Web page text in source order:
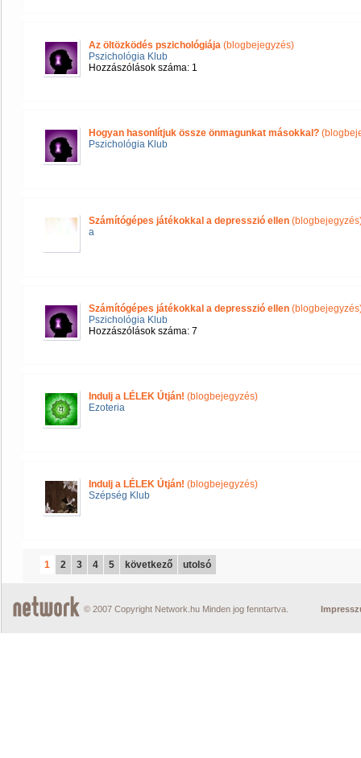
Az öltözködés pszichológiája (blogbejegyzés)
Pszichológia Klub
Hozzászólások száma: 1
Hogyan hasonlítjuk össze önmagunkat másokkal?
Pszichológia Klub
Számítógépes játékokkal a depresszió ellen
a
Számítógépes játékokkal a depresszió ellen
Pszichológia Klub
Hozzászólások száma: 7
Indulj a LÉLEK Útján! (blogbejegyzés)
Ezoteria
Indulj a LÉLEK Útján! (blogbejegyzés)
Szépség Klub
1 2 3 4 5 következő utolsó
© 2007 Copyright Network.hu Minden jog fenntartva.